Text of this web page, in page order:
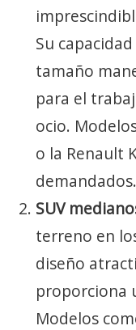
Su
tamaño
para el
ocio.
o la Renault
demandados.
SUV
terreno en
diseño
proporciona
Modelos